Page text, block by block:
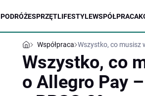
PODRÓŻESPRZĘTLIFESTYLEWSPÓŁPRACA
Współpraca Wszystko, co musisz
Wszystko, co
o Allegro Pay